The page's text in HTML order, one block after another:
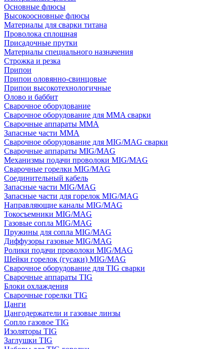
Основные флюсы
Высокоосновные флюсы
Материалы для сварки титана
Проволока сплошная
Присадочные прутки
Материалы специального назначения
Строжка и резка
Припои
Припои оловянно-свинцовые
Припои высокотехнологичные
Олово и баббит
Сварочное оборудование
Сварочное оборудование для MMA сварки
Сварочные аппараты MMA
Запасные части MMA
Сварочное оборудование для MIG/MAG сварки
Сварочные аппараты MIG/MAG
Механизмы подачи проволоки MIG/MAG
Сварочные горелки MIG/MAG
Соединительный кабель
Запасные части MIG/MAG
Запасные части для горелок MIG/MAG
Направляющие каналы MIG/MAG
Токосъемники MIG/MAG
Газовые сопла MIG/MAG
Пружины для сопла MIG/MAG
Диффузоры газовые MIG/MAG
Ролики подачи проволоки MIG/MAG
Шейки горелок (гусаки) MIG/MAG
Сварочное оборудование для TIG сварки
Сварочные аппараты TIG
Блоки охлаждения
Сварочные горелки TIG
Цанги
Цангодержатели и газовые линзы
Сопло газовое TIG
Изоляторы TIG
Заглушки TIG